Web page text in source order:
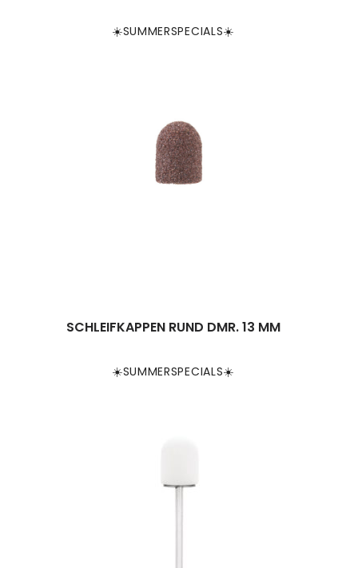
☀️SUMMERSPECIALS☀️
☀️SUMMERSPECIALS☀️
SCHLEIFKAPPEN RUND DMR. 13 MM